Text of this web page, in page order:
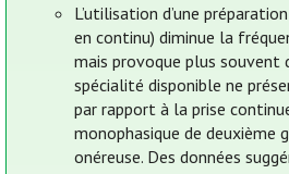
L’utilisation d’une
en continu) diminue la
mais provoque plus souvent
spécialité disponible ne
par rapport à la prise
monophasique de deuxième
onéreuse. Des données